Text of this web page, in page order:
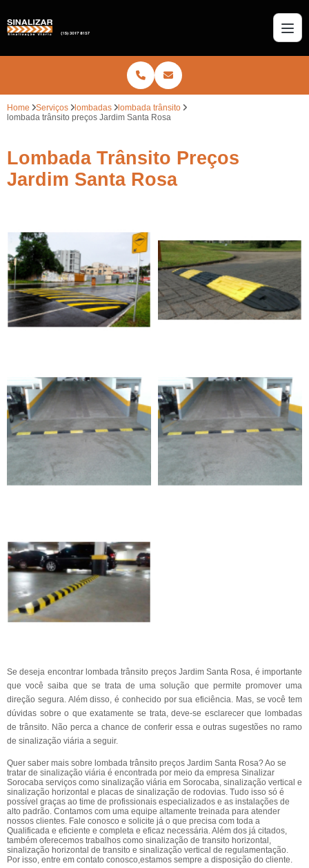
Home Serviços lombadas
lombada trânsito
lombada trânsito preços Jardim Santa Rosa
Lombada Trânsito Preços
Jardim Santa Rosa
Se deseja encontrar lombada trânsito preços Jardim Santa Rosa, é importante
que você saiba que se trata de uma solução que permite promover uma
direção segura. Além disso, é conhecido por sua eficiência. Mas, se você tem
dúvidas sobre o que exatamente se trata, deve-se esclarecer que lombadas
de trânsito. Não perca a chance de conferir essa e outras sugestões no ramo
de sinalização viária a seguir.
Quer saber mais sobre lombada trânsito preços Jardim Santa Rosa? Ao se
tratar de sinalização viária é encontrada por meio da empresa Sinalizar
Sorocaba serviços como sinalização viária em Sorocaba, sinalização vertical e
sinalização horizontal e placas de sinalização de rodovias. Tudo isso só é
possível graças ao time de profissionais especializados e as instalações de
alto padrão. Contamos com uma equipe altamente treinada para atender
nossos clientes. Fale conosco e solicite já o que precisa com toda a
Qualificada e eficiente e completa e eficaz necessária. Além dos já citados,
também oferecemos trabalhos como sinalização de transito horizontal,
sinalização horizontal de transito e sinalização vertical de regulamentação.
Por isso, entre em contato conosco,estamos sempre a disposição do cliente.